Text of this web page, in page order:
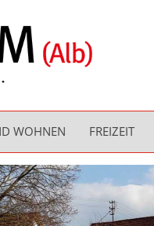
WOHNEN FREIZEIT